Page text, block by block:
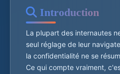
Introduction
La plupart des internautes
seul réglage de leur
la confidentialité ne se
Ce qui compte vraiment,